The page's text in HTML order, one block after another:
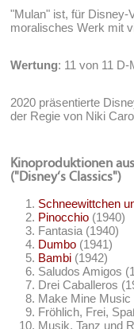
"Mulan" ist, für Disney-
moralisches Werk mit
Wertung: 11 von 11 D-
2020 präsentierte
der Regie von Niki
Kinoproduktionen
("Disney‘s Classics")
Schneewittchen
Pinocchio (1940)
Fantasia (1940)
Dumbo (1941)
Bambi (1942)
Saludos Amigos
Drei Caballeros
Make Mine Music
Fröhlich, Frei,
Musik, Tanz und